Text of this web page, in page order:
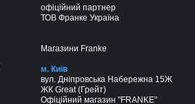
офіційний партнер
ТОВ Франке Україна
Магазини Franke
м. Київ
вул. Дніпровська Набережна 15Ж
ЖК Great (Грейт)
Офіційний магазин "FRANKE"